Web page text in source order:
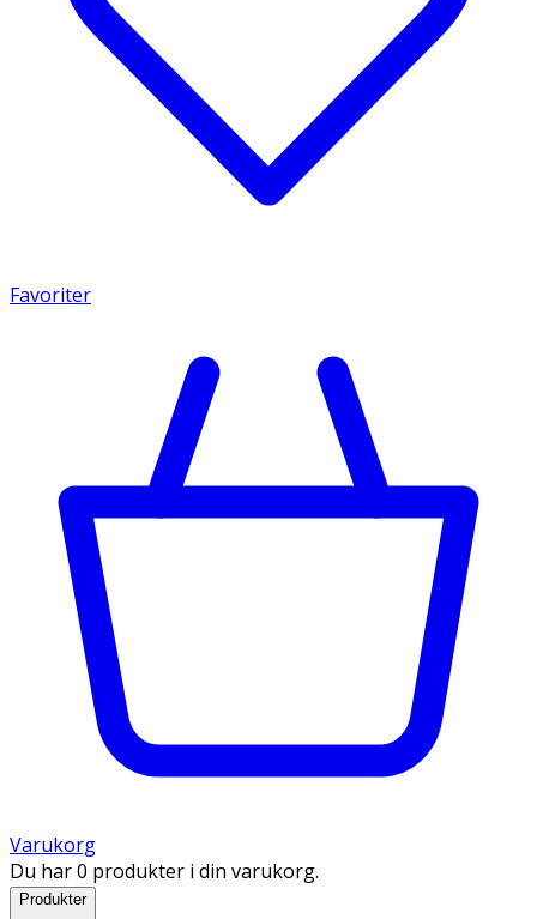
Favoriter
Varukorg
Du har 0 produkter i din varukorg.
Produkter